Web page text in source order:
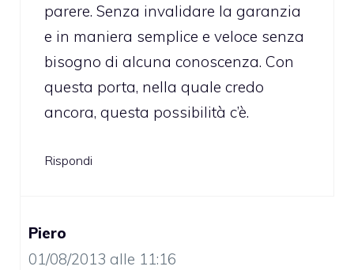
parere. Senza invalidare la garanzia
e in maniera semplice e veloce senza
bisogno di alcuna conoscenza. Con
questa porta, nella quale credo
ancora, questa possibilità c’è.
Rispondi
Piero
01/08/2013 alle 11:16